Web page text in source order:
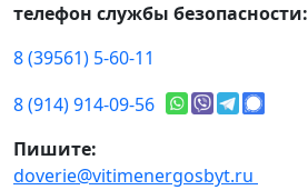
телефон службы безопасности:
8 (39561) 5-60-11
8 (914) 914-09-56
Пишите:
doverie@vitimenergosbyt.ru